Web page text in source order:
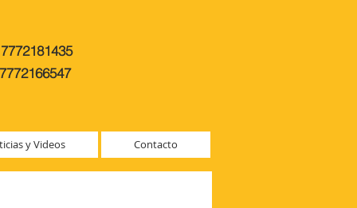
7772181435
7772166547
y Videos Contacto